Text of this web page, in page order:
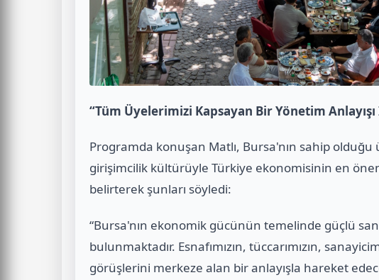
“Tüm Üyelerimizi Kapsayan Bir Yönetim Anlayışı
Programda konuşan Matlı, Bursa'nın sahip
girişimcilik kültürüyle Türkiye ekonomisinin en
belirterek şunları söyledi:
“Bursa'nın ekonomik gücünün temelinde güçlü
bulunmaktadır. Esnafımızın, tüccarımızın,
görüşlerini merkeze alan bir anlayışla hareket